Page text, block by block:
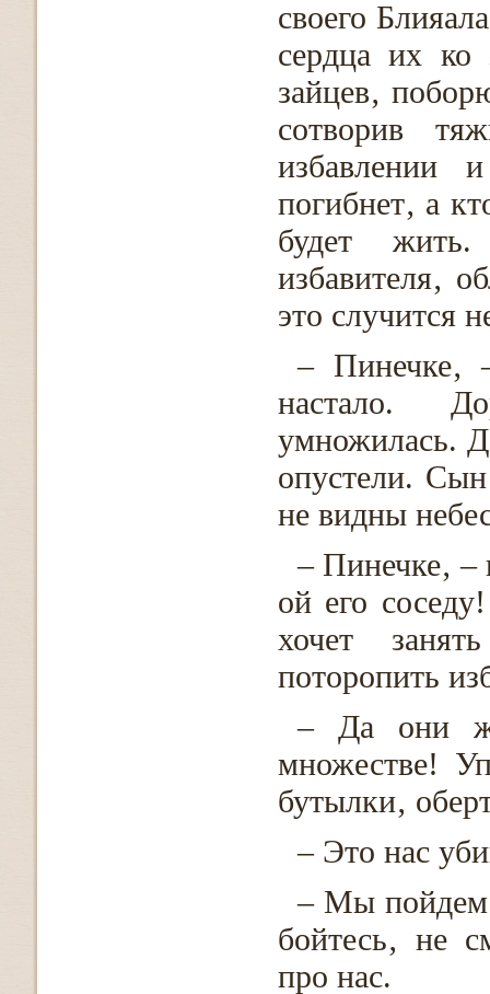
своего
сердца их ко
зайцев‚
сотворив
избавлении
погибнет‚ а
будет
избавителя‚
это случится
– Пинечке‚
настало.
умножилась.
опустели.
не видны
– Пинечке‚ –
ой его
хочет
поторопить
– Да они
множестве!
бутылки‚
– Это нас
– Мы
бойтесь‚ не
про нас.